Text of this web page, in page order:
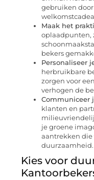
gebruiken
Maak het
oplaadpunten,
bekers
Personaliseer
herbruikbare
zorgen voor
verhogen de
Communiceer
klanten en
je groene
aantrekken die
duurzaamheid.
Kies voor